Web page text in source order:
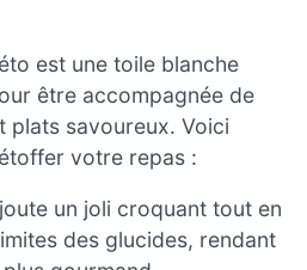
est une toile blanche
être accompagnée de
plats savoureux. Voici
votre repas :
un joli croquant tout en
des glucides, rendant